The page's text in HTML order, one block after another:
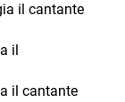
il cantante
il
il cantante